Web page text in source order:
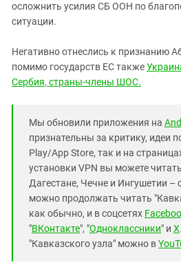
осложнить усилия СБ ООН по
ситуации.
Негативно отнеслись к признанию
помимо государств ЕС также
Сербия, страны-члены ШОС.
Мы обновили приложения на
признательны за критику, идеи
Play/App Store, так и на
установки VPN вы можете
Дагестане, Чечне и Ингушетии –
можно продолжать читать
как обычно, и в соцсетях
"ВКонтакте", "Одноклассники" и X
"Кавказского узла" можно в